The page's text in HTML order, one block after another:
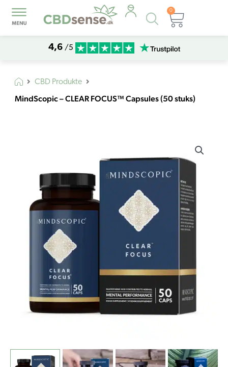
Products
search
0
Kurv
4,6 /5
CBD Produkte
MindScopic – CLEAR FOCUS™ Capsules (50 stuks)
Capsules